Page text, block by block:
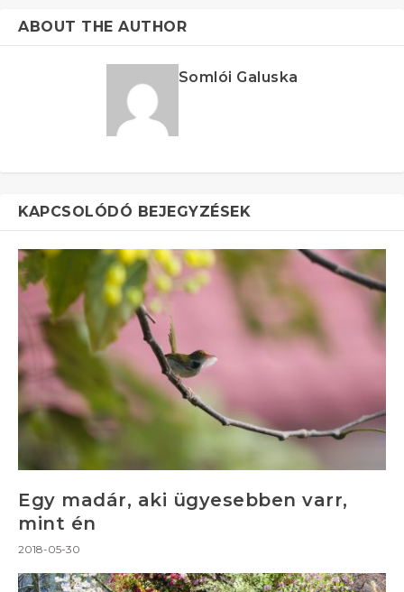
ABOUT THE AUTHOR
Somlói Galuska
KAPCSOLÓDÓ BEJEGYZÉSEK
Egy madár, aki ügyesebben varr,
mint én
2018-05-30